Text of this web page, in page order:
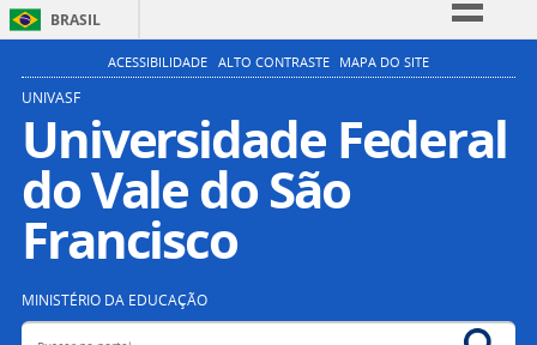
BRASIL
Simplifique!
Participe
Acesso à informação
Legislação
ACESSIBILIDADE ALTO CONTRASTE MAPA DO SITE
UNIVASF
Universidade Federal
do Vale do São
Francisco
MINISTÉRIO DA EDUCAÇÃO
Buscar no portal